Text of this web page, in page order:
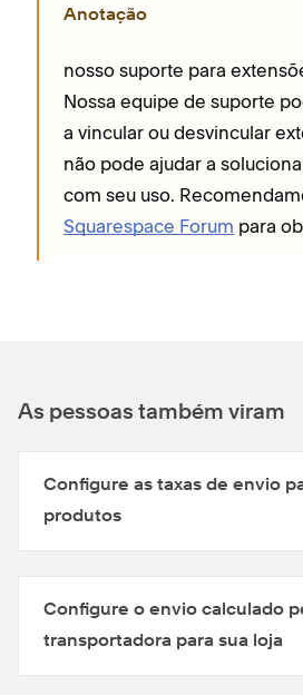
Anotação
nosso suporte para
Nossa equipe de suporte
a vincular ou desvincular
não pode ajudar a
com seu uso.
Squarespace Forum para
As pessoas também viram
Configure as taxas de envio
produtos
Configure o envio calculado
transportadora para sua loja